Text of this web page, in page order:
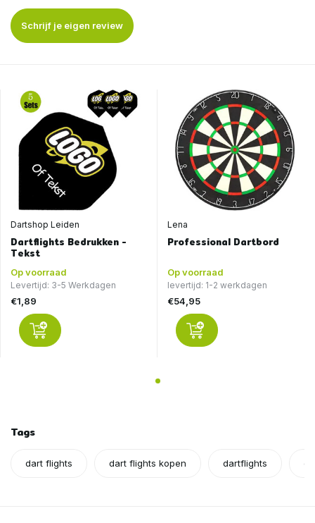
Schrijf je eigen review
Dartshop Leiden
Dartflights Bedrukken -
Tekst
Op voorraad
Levertijd: 3-5 Werkdagen
€1,89
Lena
Professional Dartbord
Op voorraad
levertijd: 1-2 werkdagen
€54,95
Tags
dart flights dart flights kopen dartflights